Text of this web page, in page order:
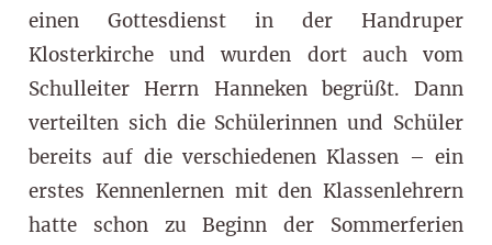
einen Gottesdienst in der Handruper
Klosterkirche und wurden dort auch vom
Schulleiter Herrn Hanneken begrüßt. Dann
verteilten sich die Schülerinnen und Schüler
bereits auf die verschiedenen Klassen – ein
erstes Kennenlernen mit den Klassenlehrern
hatte schon zu Beginn der Sommerferien